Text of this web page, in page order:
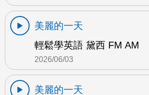
美麗的一天
輕鬆學英語 黛西 FM AM
2026/06/03
美麗的一天